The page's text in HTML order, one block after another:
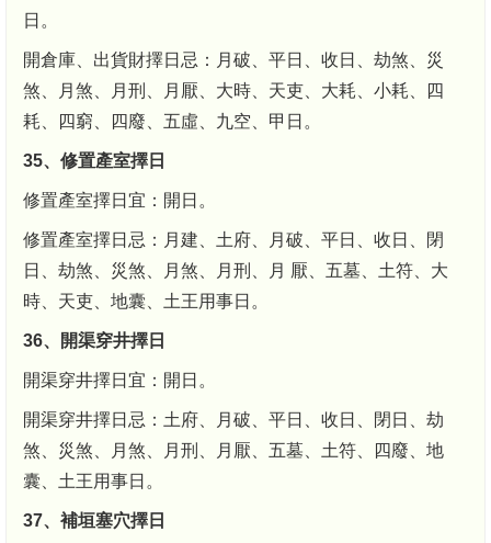
日。
開倉庫、出貨財擇日忌：月破、平日、收日、劫煞、災
煞、月煞、月刑、月厭、大時、天吏、大耗、小耗、四
耗、四窮、四廢、五虛、九空、甲日。
35、修置產室擇日
修置產室擇日宜：開日。
修置產室擇日忌：月建、土府、月破、平日、收日、閉
日、劫煞、災煞、月煞、月刑、月 厭、五墓、土符、大
時、天吏、地囊、土王用事日。
36、開渠穿井擇日
開渠穿井擇日宜：開日。
開渠穿井擇日忌：土府、月破、平日、收日、閉日、劫
煞、災煞、月煞、月刑、月厭、五墓、土符、四廢、地
囊、土王用事日。
37、補垣塞穴擇日